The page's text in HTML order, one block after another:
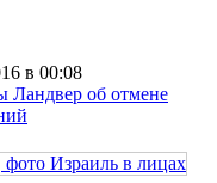
в 00:08
Ландвер об отмене